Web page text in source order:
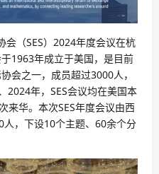
（SES）2024年度会议在杭
1963年成立于美国，是目前
会之一，成员超过3000人，
2024年，SES会议均在美国本
来华。本次SES年度会议由西
，下设10个主题、60余个分